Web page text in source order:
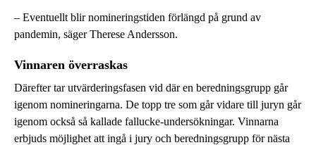
– Eventuellt blir nomineringstiden förlängd på grund av
pandemin, säger Therese Andersson.
Vinnaren överraskas
Därefter tar utvärderingsfasen vid där en beredningsgrupp går
igenom nomineringarna. De topp tre som går vidare till juryn går
igenom också så kallade fallucke-undersökningar. Vinnarna
erbjuds möjlighet att ingå i jury och beredningsgrupp för nästa